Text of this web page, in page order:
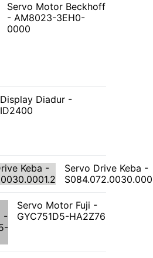
Servo Motor Beckhoff
- AM8023-3EH0-
0000
Display Diadur -
ID2400
Servo Drive Keba -
Servo Motor Fuji -
GYC751D5-HA2Z76